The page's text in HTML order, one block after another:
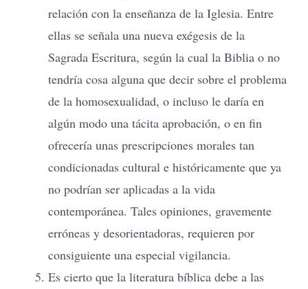
relación con la enseñanza de la Iglesia. Entre
ellas se señala una nueva exégesis de la
Sagrada Escritura, según la cual la Biblia o no
tendría cosa alguna que decir sobre el problema
de la homosexualidad, o incluso le daría en
algún modo una tácita aprobación, o en fin
ofrecería unas prescripciones morales tan
condicionadas cultural e históricamente que ya
no podrían ser aplicadas a la vida
contemporánea. Tales opiniones, gravemente
erróneas y desorientadoras, requieren por
consiguiente una especial vigilancia.
Es cierto que la literatura bíblica debe a las